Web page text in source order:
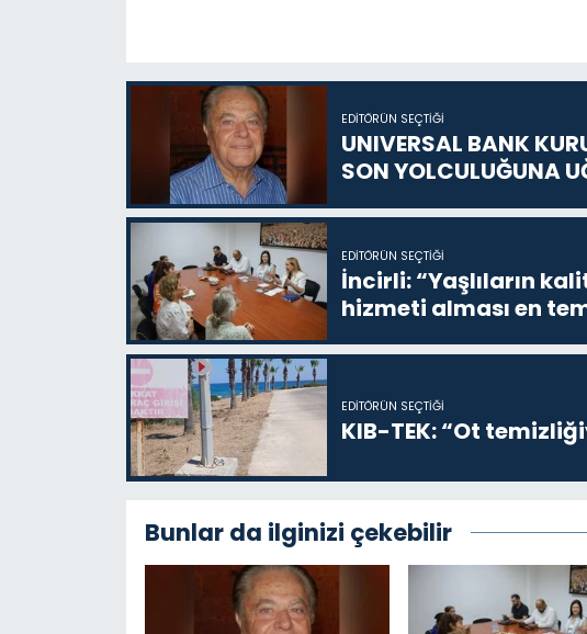
EDITÖRÜN SEÇTIĞI
UNIVERSAL BANK
SON YOLCULUĞUNA
EDITÖRÜN SEÇTIĞI
İncirli: “Yaşlıların
hizmeti alması en
EDITÖRÜN SEÇTIĞI
KIB-TEK: “Ot
Bunlar da ilginizi çekebilir